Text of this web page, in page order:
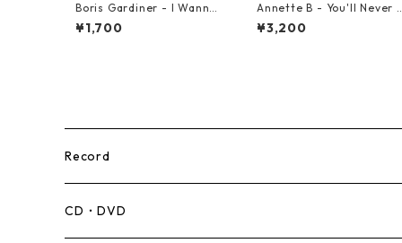
Boris Gardiner - I Wanna
Wake Up With You【7-219
24】
¥1,700
Annette B - You'll Never
et To Heaven【12-5005
8】
¥3,200
Record
Mento,Calypso,Ballad
CD・DVD